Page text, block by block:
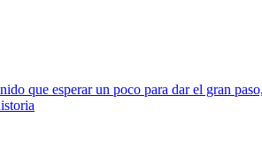
que esperar un poco para dar el gran